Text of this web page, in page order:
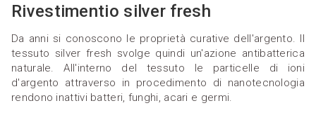
Rivestimentio silver fresh
Da anni si conoscono le proprietà curative dell'argento. Il
tessuto silver fresh svolge quindi un'azione antibatterica
naturale. All'interno del tessuto le particelle di ioni
d'argento attraverso in procedimento di nanotecnologia
rendono inattivi batteri, funghi, acari e germi.